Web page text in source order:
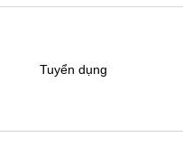
Tuyển dụng